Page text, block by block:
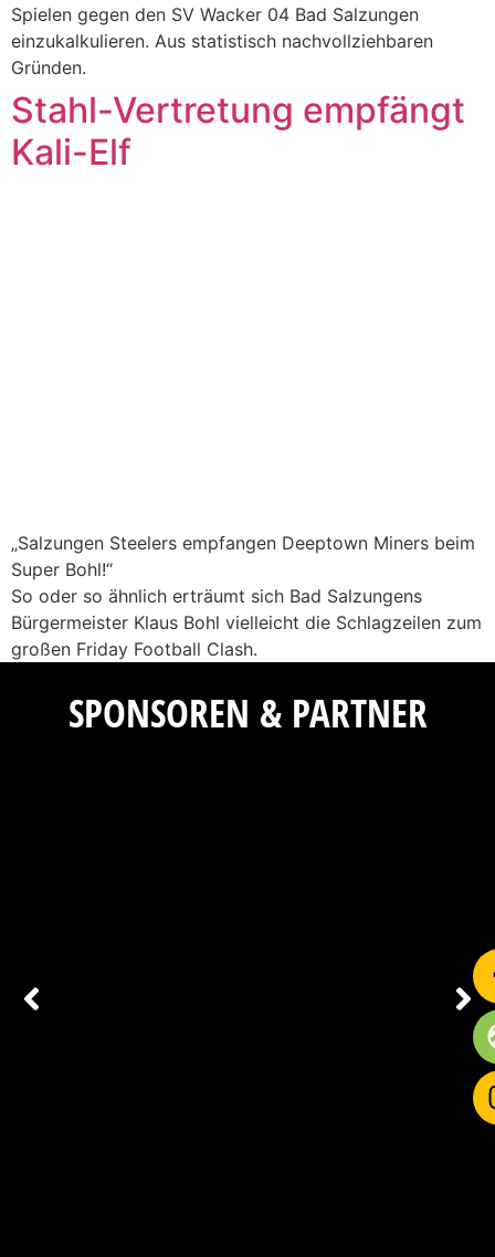
Spielen gegen den SV Wacker 04 Bad Salzungen
einzukalkulieren. Aus statistisch nachvollziehbaren
Gründen.
Stahl-Vertretung empfängt
Kali-Elf
„Salzungen Steelers empfangen Deeptown Miners beim
Super Bohl!“
So oder so ähnlich erträumt sich Bad Salzungens
Bürgermeister Klaus Bohl vielleicht die Schlagzeilen zum
großen Friday Football Clash.
SPONSOREN & PARTNER